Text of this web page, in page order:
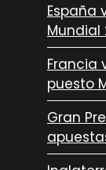
España
Mundial
Francia
puesto
Gran